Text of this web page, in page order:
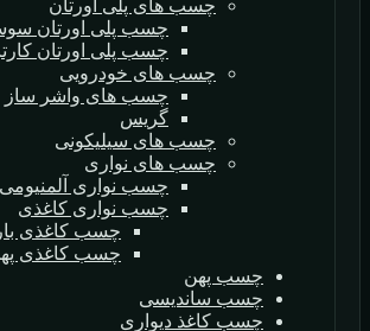
چسب های پلی اورتان
چسب پلی اورتان
چسب پلی اورتان
چسب های خودرویی
چسب های واشر ساز
گریس
چسب های سیلیکونی
چسب های نواری
چسب نواری آلمنیومی
چسب نواری کاغذی
چسب کاغذی
چسب کاغذی
چسب پهن
چسب ساندیسی
چسب کاغذ دیواری